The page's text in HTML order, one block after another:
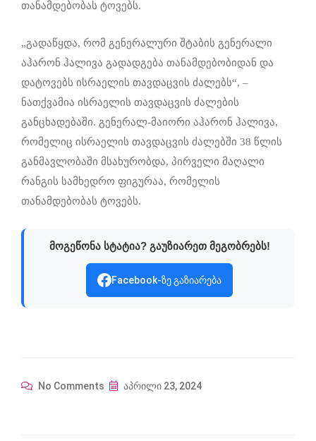
თანამდებობას ტოვებს.
„გადაწყდა, რომ გენერალური შტაბის გენერალი
აჰარონ ჰალივა გადადგება თანამდებობიდან და
დატოვებს ისრაელის თავდაცვის ძალებს“, –
ნათქვამია ისრაელის თავდაცვის ძალების
განცხადებაში. გენერალ-მაიორი აჰარონ ჰალივა,
რომელიც ისრაელის თავდაცვის ძალებში 38 წლის
განმავლობაში მსახურობდა, პირველი მაღალი
რანგის სამხედრო ფიგურაა, რომელის
თანამდებობას ტოვებს.
მოგეწონა სტატია? გაუზიარეთ მეგობრებს!
Facebook-ზე გაზიარება
No Comments აპრილი 23, 2024